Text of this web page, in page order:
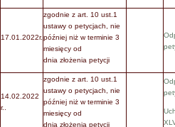
17.01.2022r.
zgodnie z art. 10 ust.1
ustawy o petycjach, nie
później niż w terminie 3
miesięcy od
dnia złożenia petycji
14.02.2022
r.
zgodnie z art. 10 ust.1
ustawy o petycjach, nie
później niż w terminie 3
miesięcy od
dnia złożenia petycji